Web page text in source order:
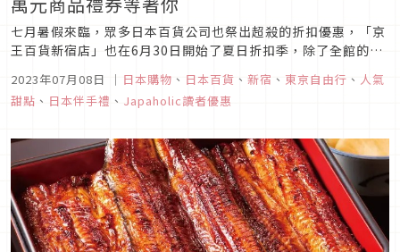
七月暑假來臨，眾多日本百貨公司也祭出超殺的折扣優惠，「京
王百貨新宿店」也在6月30日開始了夏日折扣季，除了全館的折
來試手氣！在本次的文章當中，除了介紹京王百貨新宿店的七月
限定抽獎活動之外，還要特別為你推薦位於京王百貨新宿店的甜
2023年07月08日 ｜ 日本購物 、 日本百貨 、 新宿 、 東京自由行 、 人氣
甜點 、 日本伴手禮 、 Japaholic讀者優惠